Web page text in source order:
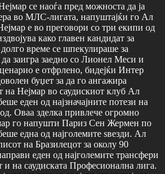
се наоѓа пред можноста да ја
во МЛС-лигата, напуштајќи го Ал
е во преговори со три екипи од
како главен кандидат за
време се шпекулираше за
заигра заедно со Лионел Меси и
е отфрлено, бидејќи Интер
буџет за да го ангажира
на Нејмар во саудискиот клуб Ал
еден од најзначајните потези на
Оваа зделка привлече огромно
го напушти Париз Сен Жермен по
една од најголемите ѕвезди. Ал
на Бразилецот за околу 90
еден од најголемите трансфери
и на саудиската Професионална лига.